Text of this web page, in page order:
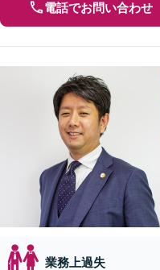
電話でお問い合わせ
業務上過失